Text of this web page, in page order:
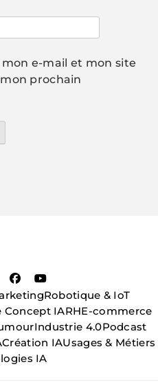
e-mail et mon site
prochain
Robotique & IoT
Concept IARHE-commerce
Industrie 4.0Podcast
Création IAUsages & Métiers
IA